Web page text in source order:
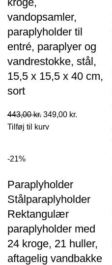
vandopsamler,
paraplyholder til
entré, paraplyer og
vandrestokke, stål,
15,5 x 15,5 x 40 cm,
sort
443,00kr. Den
oprindelige
349,00 kr.
Tilføj til kurv
-21%
Paraplyholder
Stålparaplyholder
Rektangulær
paraplyholder med
24 kroge, 21 huller,
aftagelig vandbakke